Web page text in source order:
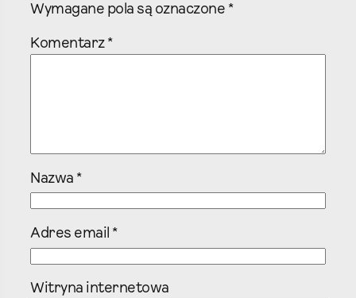
Wymagane pola są oznaczone *
Komentarz *
Nazwa *
Adres email *
Witryna internetowa